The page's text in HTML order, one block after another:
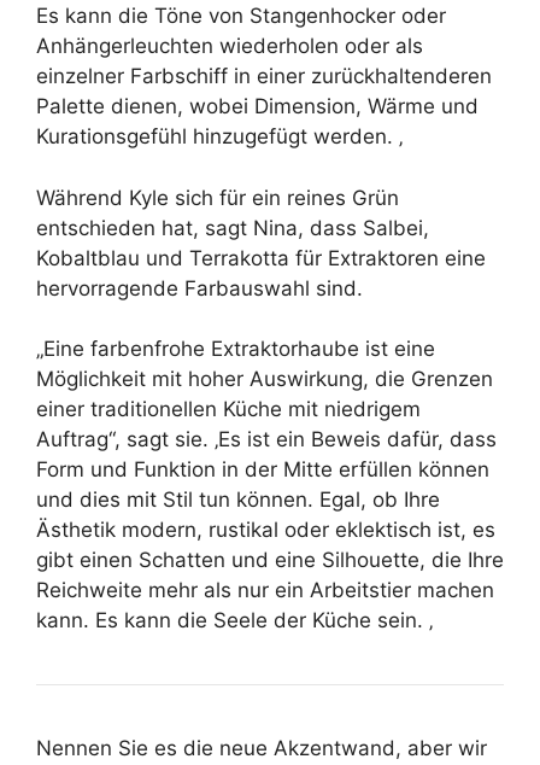
Es kann die Töne von Stangenhocker oder
Anhängerleuchten wiederholen oder als
einzelner Farbschiff in einer zurückhaltenderen
Palette dienen, wobei Dimension, Wärme und
Kurationsgefühl hinzugefügt werden. ‚
Während Kyle sich für ein reines Grün
entschieden hat, sagt Nina, dass Salbei,
Kobaltblau und Terrakotta für Extraktoren eine
hervorragende Farbauswahl sind.
„Eine farbenfrohe Extraktorhaube ist eine
Möglichkeit mit hoher Auswirkung, die Grenzen
einer traditionellen Küche mit niedrigem
Auftrag“, sagt sie. ‚Es ist ein Beweis dafür, dass
Form und Funktion in der Mitte erfüllen können
und dies mit Stil tun können. Egal, ob Ihre
Ästhetik modern, rustikal oder eklektisch ist, es
gibt einen Schatten und eine Silhouette, die Ihre
Reichweite mehr als nur ein Arbeitstier machen
kann. Es kann die Seele der Küche sein. ‚
Nennen Sie es die neue Akzentwand, aber wir